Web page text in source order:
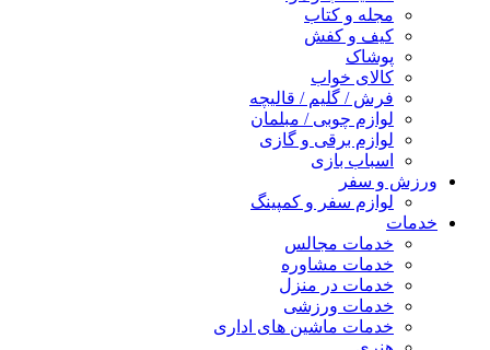
مجله و کتاب
کیف و کفش
پوشاک
کالای خواب
فرش / گلیم / قالیچه
لوازم چوبی / مبلمان
لوازم برقی و گازی
اسباب بازی
ورزش و سفر
لوازم سفر و کمپینگ
خدمات
خدمات مجالس
خدمات مشاوره
خدمات در منزل
خدمات ورزشی
خدمات ماشین های اداری